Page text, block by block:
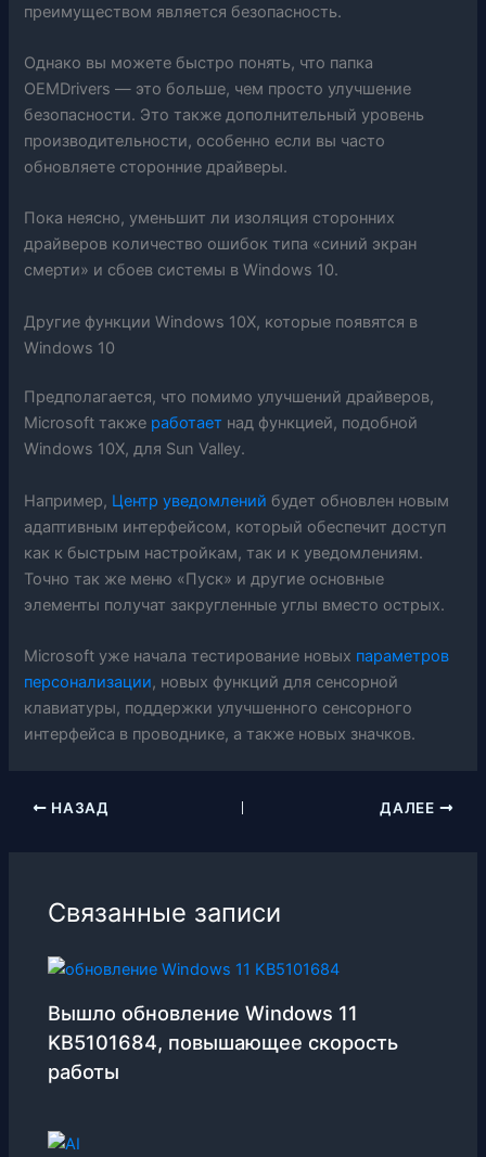
преимуществом является безопасность.
Однако вы можете быстро понять, что папка
OEMDrivers — это больше, чем просто улучшение
безопасности. Это также дополнительный уровень
производительности, особенно если вы часто
обновляете сторонние драйверы.
Пока неясно, уменьшит ли изоляция сторонних
драйверов количество ошибок типа «синий экран
смерти» и сбоев системы в Windows 10.
Другие функции Windows 10X, которые появятся в
Windows 10
Предполагается, что помимо улучшений драйверов,
Microsoft также работает над функцией, подобной
Windows 10X, для Sun Valley.
Например, Центр уведомлений будет обновлен новым
адаптивным интерфейсом, который обеспечит доступ
как к быстрым настройкам, так и к уведомлениям.
Точно так же меню «Пуск» и другие основные
элементы получат закругленные углы вместо острых.
Microsoft уже начала тестирование новых параметров
персонализации, новых функций для сенсорной
клавиатуры, поддержки улучшенного сенсорного
интерфейса в проводнике, а также новых значков.
НАЗАД ДАЛЕЕ
Связанные записи
Вышло обновление Windows 11
KB5101684, повышающее скорость
работы